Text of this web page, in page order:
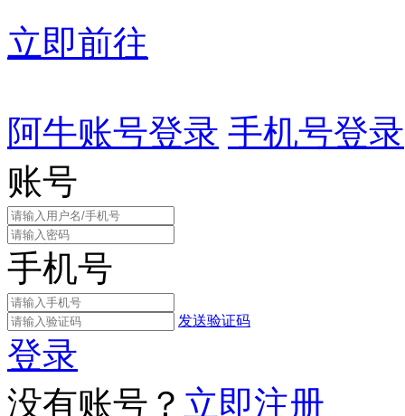
立即前往
阿牛账号登录 手机号登录
账号
手机号
发送验证码
登录
没有账号？ 立即注册